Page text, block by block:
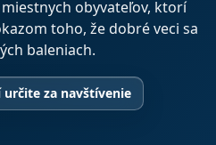
obyvateľov, ktorí
toho, že dobré veci sa
baleniach.
za navštívenie